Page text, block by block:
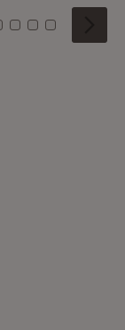
7 8 910
Kachel: 11
Zu Kachel: 12
Zu Kachel:
Zu